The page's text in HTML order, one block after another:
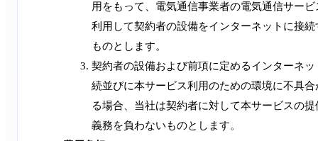
用をもって、電気通信事業者の電気通信サービ
利用して契約者の設備をインターネットに接続
ものとします。
契約者の設備および前項に定めるインターネッ
続並びに本サービス利用のための環境に不具合
る場合、当社は契約者に対して本サービスの提
義務を負わないものとします。